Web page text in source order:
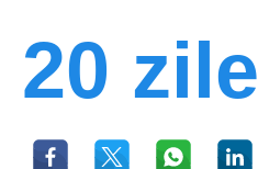
20 zile